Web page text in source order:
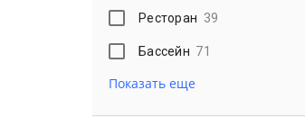
Ресторан 39
Бассейн 71
Показать еще